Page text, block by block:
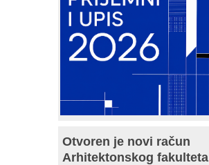
Otvoren je novi račun
Arhitektonskog fakulteta